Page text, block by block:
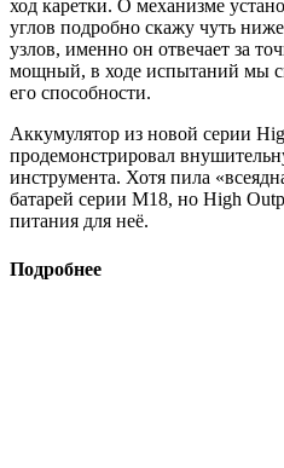
ход каретки. О механизме
углов подробно скажу чуть
узлов, именно он отвечает за
мощный, в ходе испытаний мы
его способности.
Аккумулятор из новой серии
продемонстрировал
инструмента. Хотя пила
батарей серии М18, но High
питания для неё.
Подробнее